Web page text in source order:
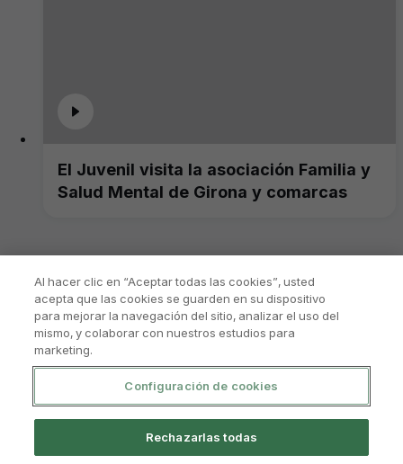
El Juvenil visita la asociación Familia y
Salud Mental de Girona y comarcas
Aviso Legal Y Condiciones De Uso
Al hacer clic en “Aceptar todas las cookies”, usted
acepta que las cookies se guarden en su dispositivo
para mejorar la navegación del sitio, analizar el uso del
mismo, y colaborar con nuestros estudios para
marketing.
Configuración de cookies
Rechazarlas todas